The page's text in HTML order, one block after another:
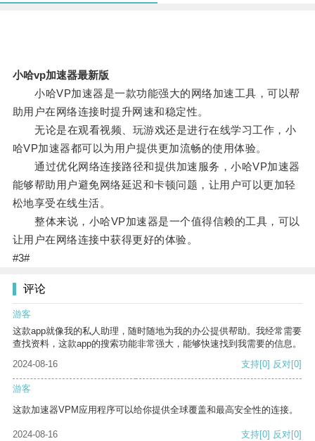
小哈vp加速器最新版
小哈VP加速器是一款功能强大的网络加速工具，可以帮
助用户在网络连接时提升网速和稳定性。
无论是在观看视频、玩游戏还是进行在线学习工作，小
哈VP加速器都可以为用户提供更加流畅的使用体验。
通过优化网络连接路径和提供加速服务，小哈VP加速器
能够帮助用户避免网络延迟和卡顿问题，让用户可以更加轻
松地享受在线生活。
整体来说，小哈VP加速器是一个值得信赖的工具，可以
让用户在网络连接中获得更好的体验。
#3#
评论
游客
这款app就像我的私人助理，随时随地为我的办公提供帮助。我经常需要
查找资料，这款app的搜索功能非常强大，能够快速找到我需要的信息。
2024-08-16
支持[0] 反对[0]
游客
这款加速器VPM应用程序可以给你提供全球覆盖和最高安全性的连接。
2024-08-16 支持[0] 反对[0]